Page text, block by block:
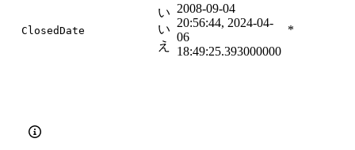
ClosedDate
い
い
え
2008-09-04
20:56:44, 2024-04-
06
18:49:25.393000000
*